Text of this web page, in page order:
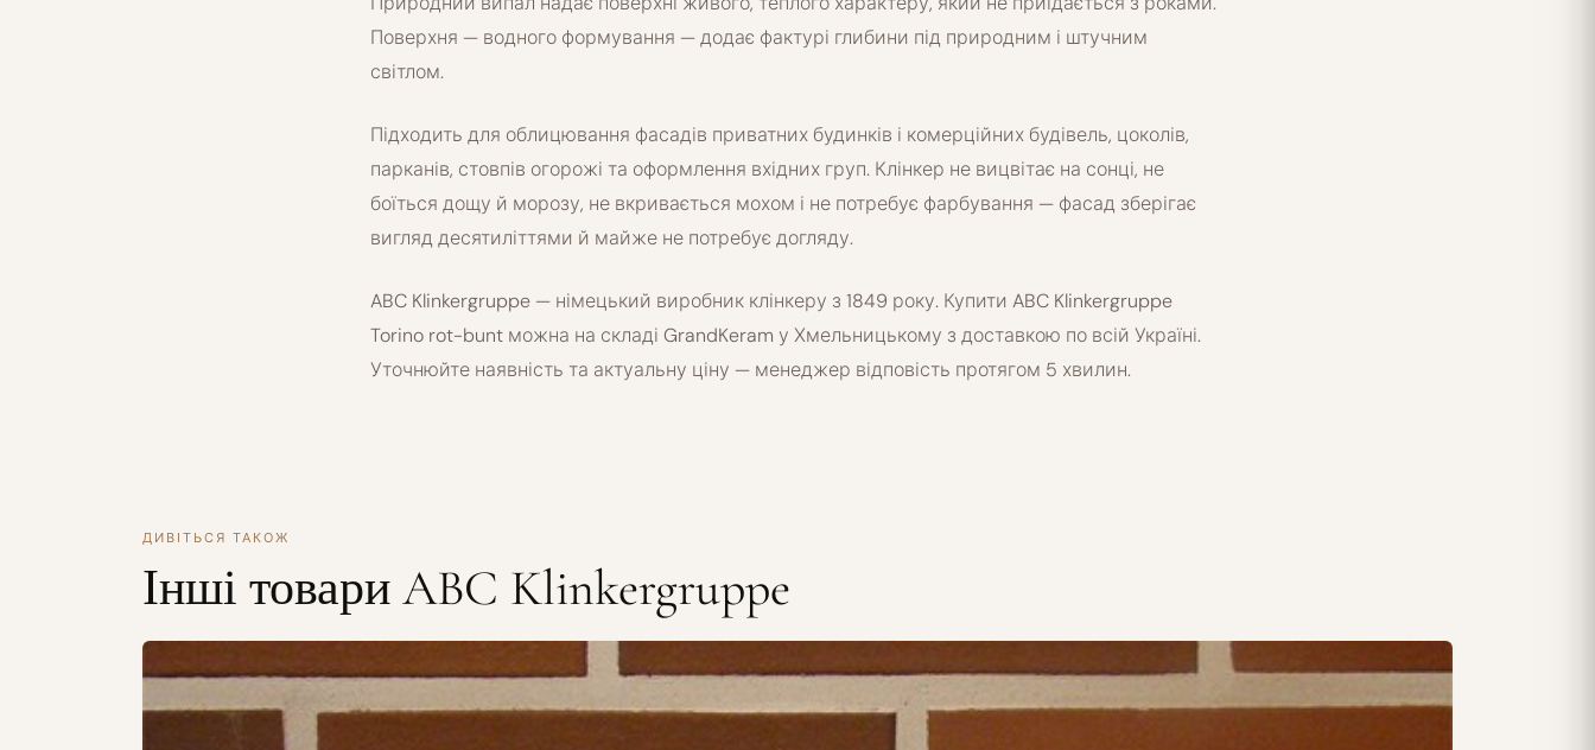
Поверхня — водного формування — додає фактурі глибини під природним і штучним
світлом.
Підходить для облицювання фасадів приватних будинків і комерційних будівель, цоколів,
парканів, стовпів огорожі та оформлення вхідних груп. Клінкер не вицвітає на сонці, не
боїться дощу й морозу, не вкривається мохом і не потребує фарбування — фасад зберігає
вигляд десятиліттями й майже не потребує догляду.
ABC Klinkergruppe — німецький виробник клінкеру з 1849 року. Купити ABC Klinkergruppe
Torino rot-bunt можна на складі GrandKeram у Хмельницькому з доставкою по всій Україні.
Уточнюйте наявність та актуальну ціну — менеджер відповість протягом 5 хвилин.
ДИВІТЬСЯ ТАКОЖ
Інші товари ABC Klinkergruppe